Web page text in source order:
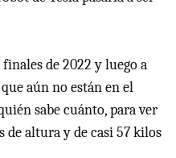
de 2022 y luego a
aún no están en el
sabe cuánto, para ver
de altura y de casi 57 kilos